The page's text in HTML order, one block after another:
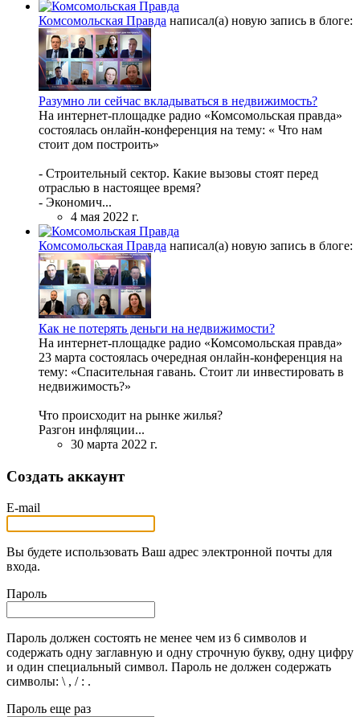
Комсомольская Правда написал(а) новую запись в блоге:
Разумно ли сейчас вкладываться в недвижимость?
На интернет-площадке радио «Комсомольская правда»
состоялась онлайн-конференция на тему: « Что нам
стоит дом построить»
- Строительный сектор. Какие вызовы стоят перед
отраслью в настоящее время?
- Экономич...
4 мая 2022 г.
Комсомольская Правда написал(а) новую запись в блоге:
Как не потерять деньги на недвижимости?
На интернет-площадке радио «Комсомольская правда»
23 марта состоялась очередная онлайн-конференция на
тему: «Спасительная гавань. Стоит ли инвестировать в
недвижимость?»
Что происходит на рынке жилья?
Разгон инфляции...
30 марта 2022 г.
Создать аккаунт
E-mail
Вы будете использовать Ваш адрес электронной почты для
входа.
Пароль
Пароль должен состоять не менее чем из 6 символов и
содержать одну заглавную и одну строчную букву, одну цифру
и один специальный символ. Пароль не должен содержать
символы: \ , / : .
Пароль еще раз